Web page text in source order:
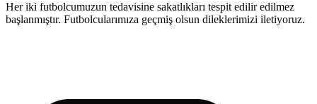
Her iki futbolcumuzun tedavisine sakatlıkları tespit edilir edilmez
başlanmıştır. Futbolcularımıza geçmiş olsun dileklerimizi iletiyoruz.